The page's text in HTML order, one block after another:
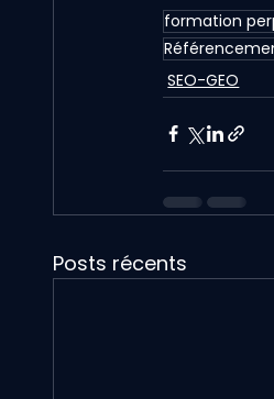
formation
SEO-GEO
Posts récents